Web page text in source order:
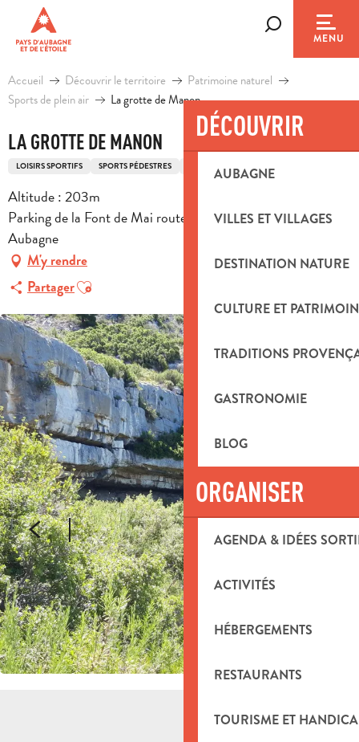
contenu
principal
MENU
DÉCOUVRIR
AUBAGNE
VILLES ET VILLAGES
DESTINATION NATURE
CULTURE ET
TRADITIONS
GASTRONOMIE
BLOG
ORGANISER
AGENDA & IDÉES
ACTIVITÉS
HÉBERGEMENTS
RESTAURANTS
TOURISME ET
Accueil Découvrir le territoire
Patrimoine naturel
Sports de plein air
La grotte de Manon
LA GROTTE DE MANON
LOISIRS SPORTIFS SPORTS PÉDESTRES ITINÉRAIRE DE RANDONNÉE PÉDESTRE
Altitude : 203m
Parking de la Font de Mai route d'Eoures d44, 13400
Aubagne
M'y rendre
PartagerAjouter aux favoris